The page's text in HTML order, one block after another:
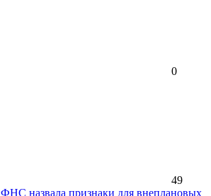
0
49
ФНС назвала признаки для внеплановых